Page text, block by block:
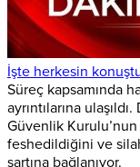
İşte herkesin
Süreç kapsamında
ayrıntılarına
Güvenlik Kurulu’nun
feshedildiğini ve
şartına bağlanıyor.